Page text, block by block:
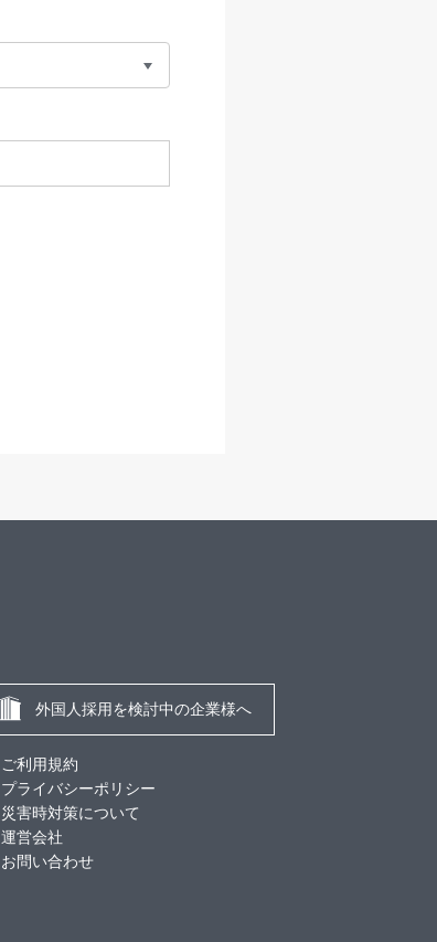
外国人採用を検討中の企業様へ
ご利用規約
プライバシーポリシー
災害時対策について
運営会社
お問い合わせ